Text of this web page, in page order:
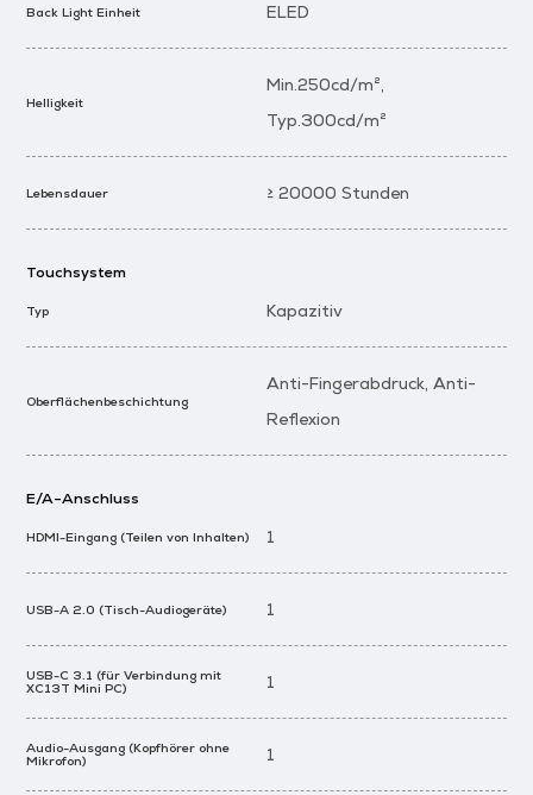
Back Light Einheit ELED
Helligkeit
Min.250cd/m²,
Typ.300cd/m²
Lebensdauer ≥ 20000 Stunden
Touchsystem
Typ Kapazitiv
Oberflächenbeschichtung
Anti-Fingerabdruck, Anti-
Reflexion
E/A-Anschluss
HDMI-Eingang (Teilen von Inhalten) 1
USB-A 2.0 (Tisch-Audiogeräte) 1
USB-C 3.1 (für Verbindung mit
XC13T Mini PC)
1
Audio-Ausgang (Kopfhörer ohne
Mikrofon)
1